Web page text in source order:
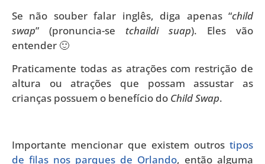
Se não souber falar inglês, diga apenas “child
swap” (pronuncia-se tchaildi suap). Eles vão
entender 🙂
Praticamente todas as atrações com restrição de
altura ou atrações que possam assustar as
crianças possuem o benefício do Child Swap.
Importante mencionar que existem outros tipos
de filas nos parques de Orlando, então alguma